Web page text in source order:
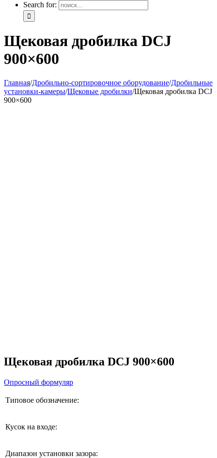
Search for:
Щековая дробилка DCJ
900×600
Главная/Дробильно-сортировочное оборудование/Дробильные
установки-камеры/Щековые дробилки/Щековая дробилка DCJ
900×600
Щековая дробилка DCJ 900×600
Опросный формуляр
Типовое обозначение:
Кусок на входе:
Диапазон установки зазора: